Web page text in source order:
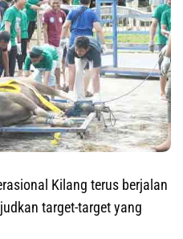
Kilang terus berjalan
target-target yang